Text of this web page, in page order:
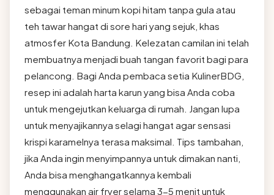
sebagai teman minum kopi hitam tanpa gula atau
teh tawar hangat di sore hari yang sejuk, khas
atmosfer Kota Bandung. Kelezatan camilan ini telah
membuatnya menjadi buah tangan favorit bagi para
pelancong. Bagi Anda pembaca setia KulinerBDG,
resep ini adalah harta karun yang bisa Anda coba
untuk mengejutkan keluarga di rumah. Jangan lupa
untuk menyajikannya selagi hangat agar sensasi
krispi karamelnya terasa maksimal. Tips tambahan,
jika Anda ingin menyimpannya untuk dimakan nanti,
Anda bisa menghangatkannya kembali
menggunakan air fryer selama 3-5 menit untuk